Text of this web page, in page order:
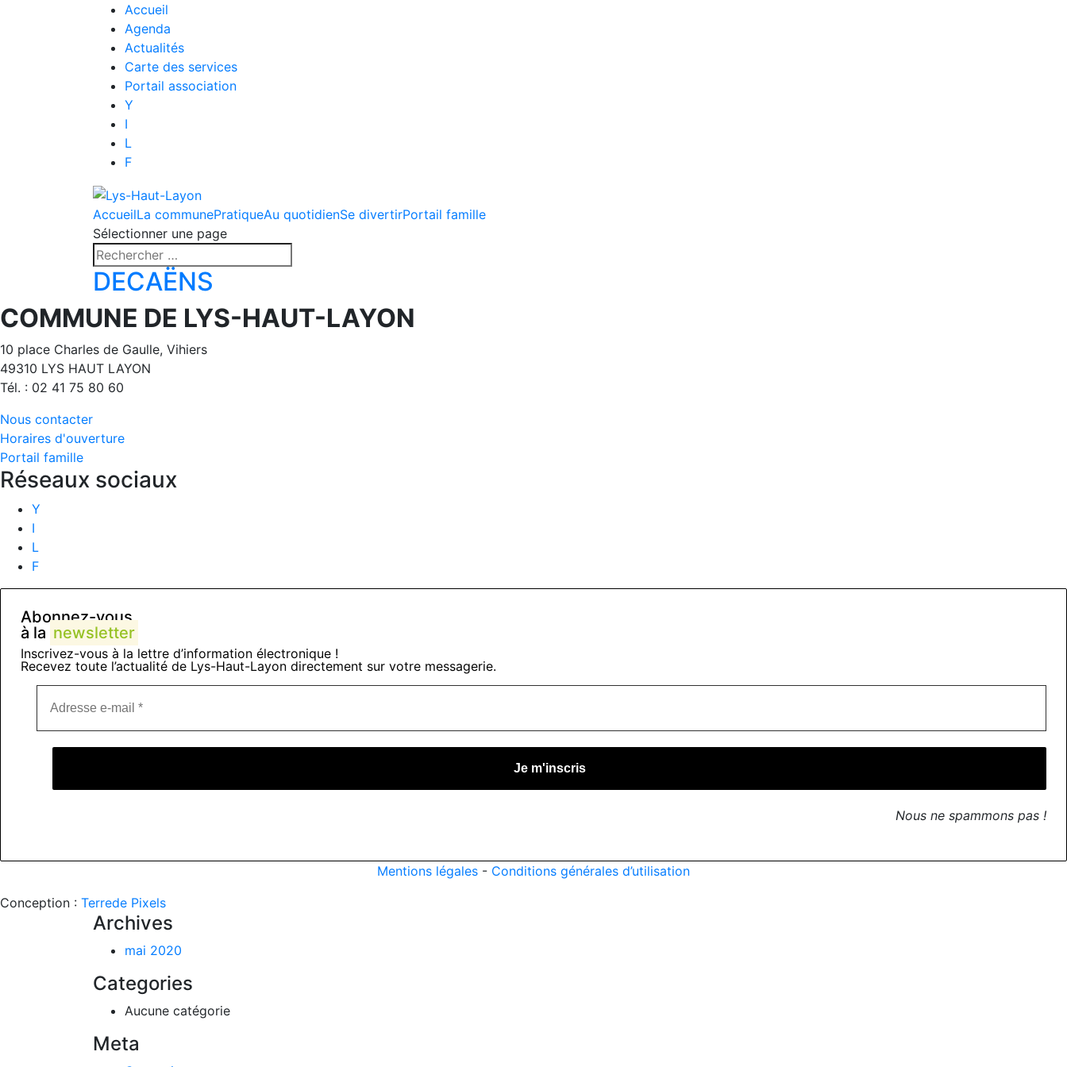
Accueil
Agenda
Actualités
Carte des services
Portail association
Y
I
L
F
AccueilLa communePratiqueAu quotidienSe divertirPortail famille
Sélectionner une page
DECAËNS
COMMUNE DE LYS-HAUT-LAYON
10 place Charles de Gaulle, Vihiers
49310 LYS HAUT LAYON
Tél. : 02 41 75 80 60
Nous contacter
Horaires d'ouverture
Portail famille
Réseaux sociaux
Y
I
L
F
Abonnez-vous
à la newsletter
Inscrivez-vous à la lettre d’information électronique !
Recevez toute l’actualité de Lys-Haut-Layon directement sur votre messagerie.
Nous ne spammons pas !
Mentions légales - Conditions générales d’utilisation
Conception : Terrede Pixels
Archives
mai 2020
Categories
Aucune catégorie
Meta